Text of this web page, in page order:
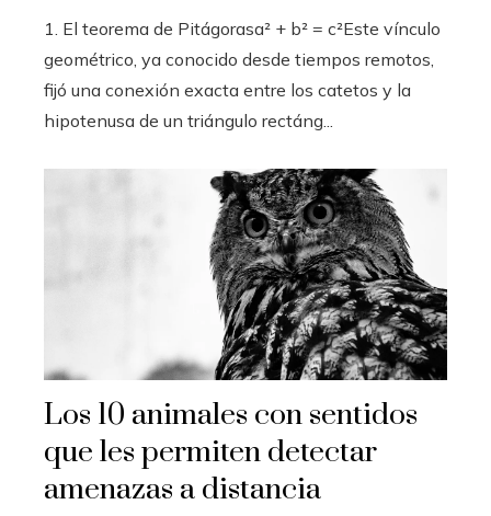
1. El teorema de Pitágorasa² + b² = c²Este vínculo
geométrico, ya conocido desde tiempos remotos,
fijó una conexión exacta entre los catetos y la
hipotenusa de un triángulo rectáng...
Los 10 animales con sentidos
que les permiten detectar
amenazas a distancia